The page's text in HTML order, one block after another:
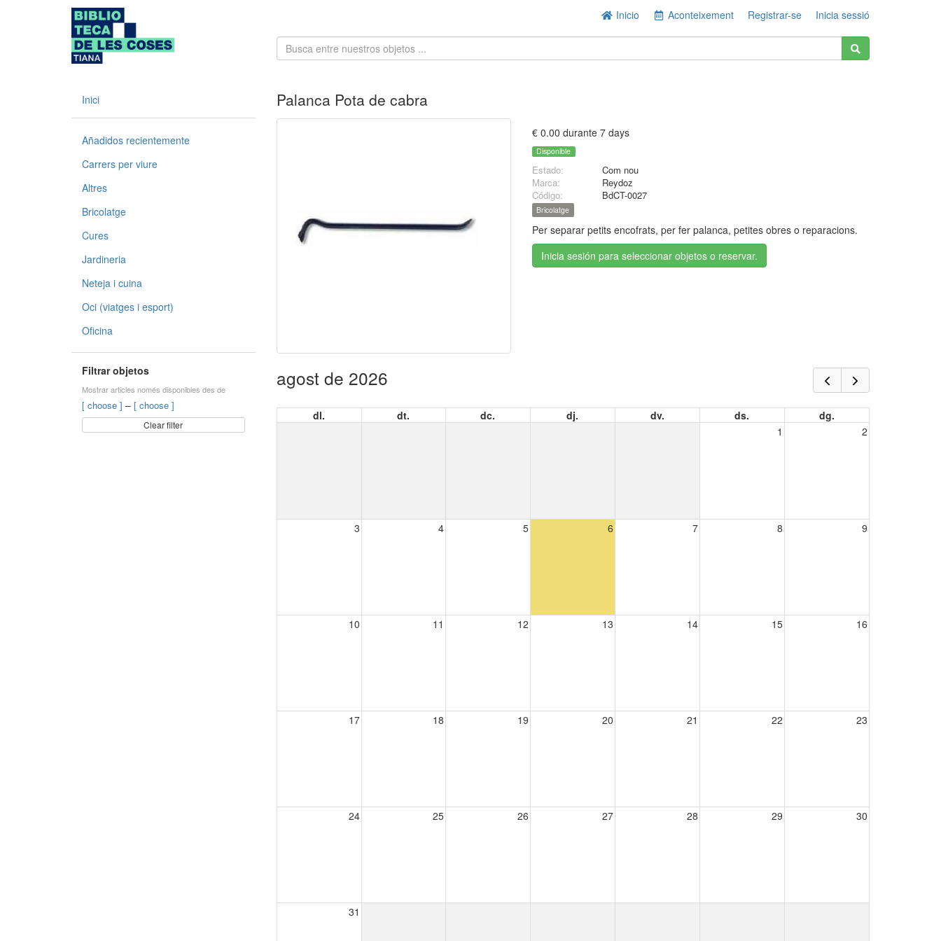
Inicio Aconteixement Registrar-se Inicia sessió
Inici
Añadidos recientemente
Carrers per viure
Altres
Bricolatge
Cures
Jardineria
Neteja i cuina
Oci (viatges i esport)
Oficina
Filtrar objetos
Mostrar articles només disponibles des de
[ choose ] – [ choose ]
Clear filter
Palanca Pota de cabra
€ 0.00 durante 7 days
Disponible
Estado:
Com nou
Marca:
Reydoz
Código:
BdCT-0027
Bricolatge
Per separar petits encofrats, per fer palanca, petites obres o reparacions.
Inicia sesión para seleccionar objetos o reservar.
agost de 2026
dl. dt. dc. dj. dv. ds.
dg.
1
2
3 4 5 6 7 8 9
10 11 12 13 14 15 16
17 18 19 20 21 22 23
24 25 26 27 28 29 30
31